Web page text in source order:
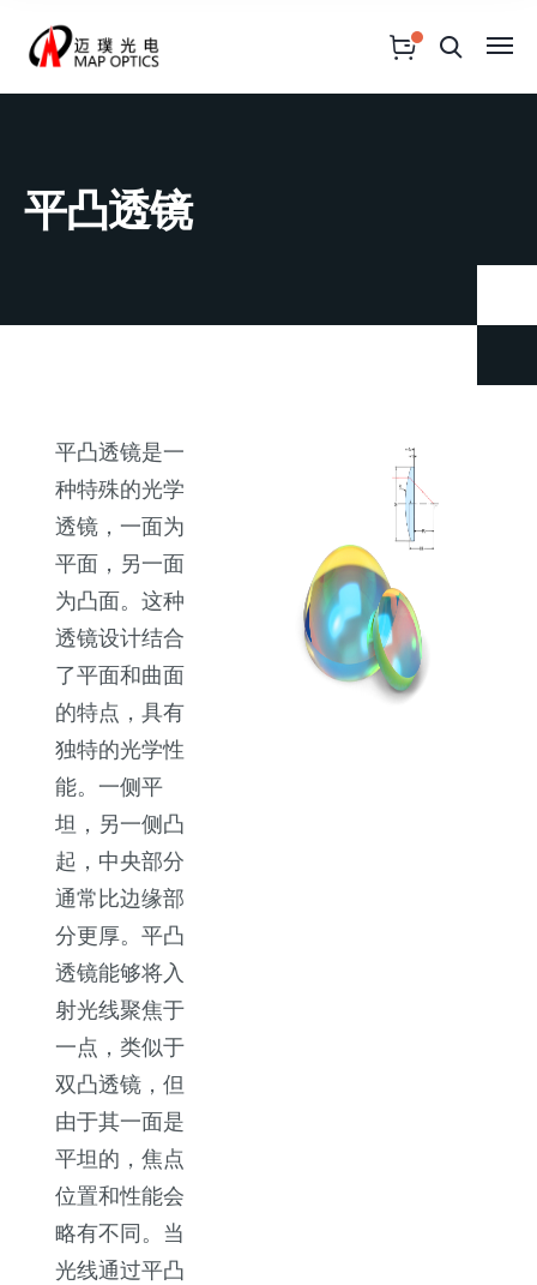
平凸透镜
平凸透镜是一
种特殊的光学
透镜，一面为
平面，另一面
为凸面。这种
透镜设计结合
了平面和曲面
的特点，具有
独特的光学性
能。一侧平
坦，另一侧凸
起，中央部分
通常比边缘部
分更厚。平凸
透镜能够将入
射光线聚焦于
一点，类似于
双凸透镜，但
由于其一面是
平坦的，焦点
位置和性能会
略有不同。当
光线通过平凸